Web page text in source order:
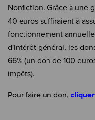
Nonfiction. Grâce à une
40 euros suffiraient à
fonctionnement
d'intérêt général, les
66% (un don de 100
impôts).
Pour faire un don,